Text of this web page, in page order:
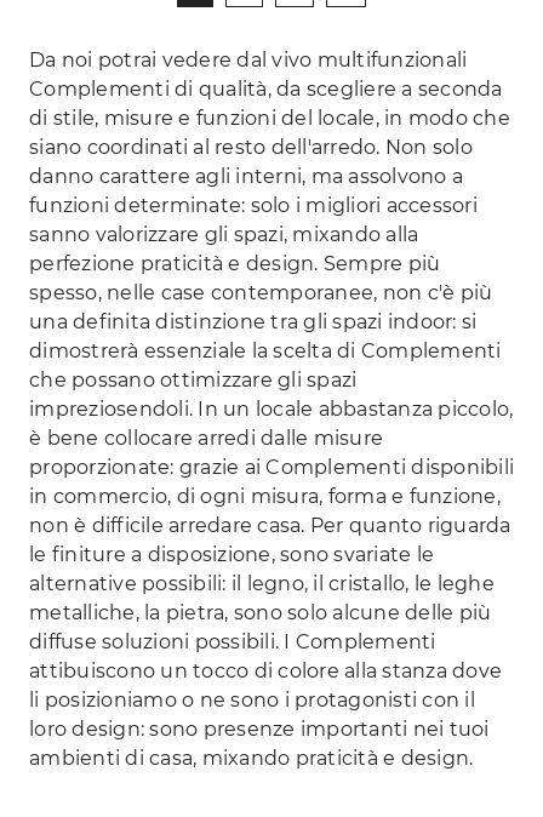
Da noi potrai vedere dal vivo multifunzionali
Complementi di qualità, da scegliere a seconda
di stile, misure e funzioni del locale, in modo che
siano coordinati al resto dell'arredo. Non solo
danno carattere agli interni, ma assolvono a
funzioni determinate: solo i migliori accessori
sanno valorizzare gli spazi, mixando alla
perfezione praticità e design. Sempre più
spesso, nelle case contemporanee, non c'è più
una definita distinzione tra gli spazi indoor: si
dimostrerà essenziale la scelta di Complementi
che possano ottimizzare gli spazi
impreziosendoli. In un locale abbastanza piccolo,
è bene collocare arredi dalle misure
proporzionate: grazie ai Complementi disponibili
in commercio, di ogni misura, forma e funzione,
non è difficile arredare casa. Per quanto riguarda
le finiture a disposizione, sono svariate le
alternative possibili: il legno, il cristallo, le leghe
metalliche, la pietra, sono solo alcune delle più
diffuse soluzioni possibili. I Complementi
attibuiscono un tocco di colore alla stanza dove
li posizioniamo o ne sono i protagonisti con il
loro design: sono presenze importanti nei tuoi
ambienti di casa, mixando praticità e design.